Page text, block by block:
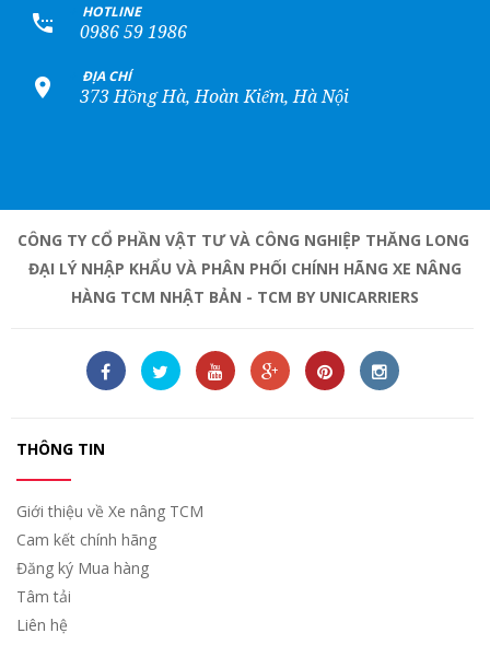
HOTLINE
0986 59 1986
ĐỊA CHỈ
373 Hồng Hà, Hoàn Kiếm, Hà Nội
CÔNG TY CỔ PHẦN VẬT TƯ VÀ CÔNG NGHIỆP THĂNG LONG
ĐẠI LÝ NHẬP KHẨU VÀ PHÂN PHỐI CHÍNH HÃNG XE NÂNG
HÀNG TCM NHẬT BẢN - TCM BY UNICARRIERS
THÔNG TIN
Giới thiệu về Xe nâng TCM
Cam kết chính hãng
Đăng ký Mua hàng
Tâm tải
Liên hệ